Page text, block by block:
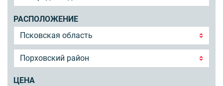
РАСПОЛОЖЕНИЕ
ЦЕНА